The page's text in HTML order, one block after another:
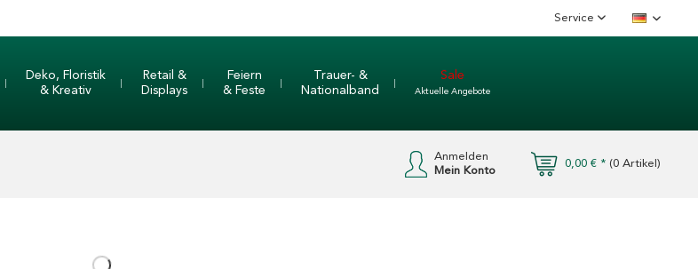
Service Deutsch
Deko, Floristik
& Kreativ
Retail &
Displays
Feiern
& Feste
Trauer- &
Nationalband
Sale
Aktuelle Angebote
0,00 € * (0 Artikel)
Anmelden
Mein Konto